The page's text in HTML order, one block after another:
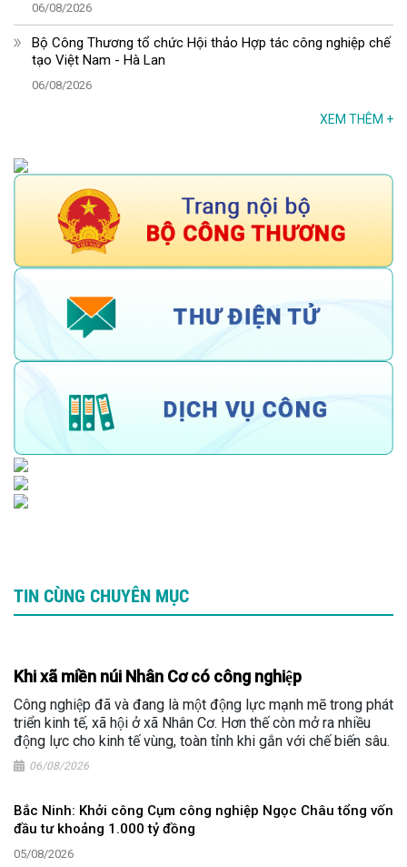
06/08/2026
Bộ Công Thương tổ chức Hội thảo Hợp tác công nghiệp chế
tạo Việt Nam - Hà Lan
06/08/2026
XEM THÊM +
TIN CÙNG CHUYÊN MỤC
Khi xã miền núi Nhân Cơ có công nghiệp
Công nghiệp đã và đang là một động lực mạnh mẽ trong phát
triển kinh tế, xã hội ở xã Nhân Cơ. Hơn thế còn mở ra nhiều
động lực cho kinh tế vùng, toàn tỉnh khi gắn với chế biến sâu.
06/08/2026
Bắc Ninh: Khởi công Cụm công nghiệp Ngọc Châu tổng vốn
đầu tư khoảng 1.000 tỷ đồng
05/08/2026